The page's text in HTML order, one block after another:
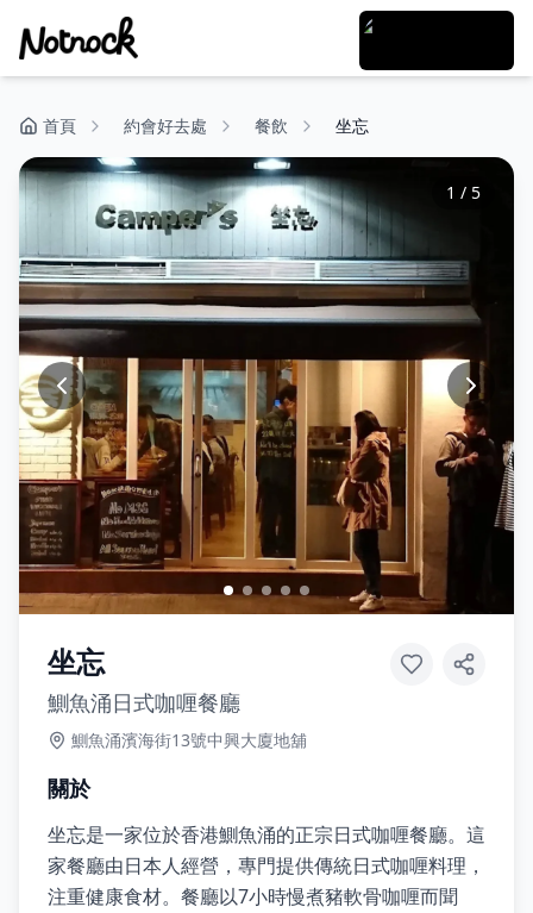
首頁 約會好去處 餐飲 坐忘
1 / 5
坐忘
鰂魚涌日式咖喱餐廳
鰂魚涌濱海街13號中興大廈地舖
關於
坐忘是一家位於香港鰂魚涌的正宗日式咖喱餐廳。這
家餐廳由日本人經營，專門提供傳統日式咖喱料理，
注重健康食材。餐廳以7小時慢煮豬軟骨咖喱而聞